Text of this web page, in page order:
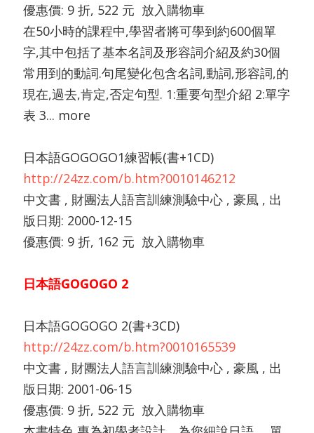
優惠價: 9 折, 522 元 放入購物車
在50小時的課程中,學習者將可學到約600個單
字,其中包括了基本名詞及形容詞介紹及約30個
常用到的動詞.句尾變化包含名詞,動詞,形容詞,的
現在,過去,肯定,否定句型. 1:重要句型介紹 2:單字
表 3... more
日本語GOGOGO1練習帳(書+1CD)
http://24zz.com/b.htm?0010146212
中文書 , 財團法人語言訓練測驗中心 , 豪風 , 出
版日期: 2000-12-15
優惠價: 9 折, 162 元 放入購物車
日本語GOGOGO 2
日本語GOGOGO 2(書+3CD)
http://24zz.com/b.htm?0010165539
中文書 , 財團法人語言訓練測驗中心 , 豪風 , 出
版日期: 2001-06-15
優惠價: 9 折, 522 元 放入購物車